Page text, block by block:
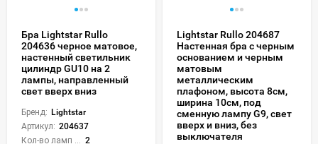
Бра Lightstar Rullo
204636 черное матовое,
настенный светильник
цилиндр GU10 на 2
лампы, направленный
свет вверх вниз
Бренд: Lightstar
Артикул: 204637
2
Lightstar Rullo 204687
Настенная бра с черным
основанием и черным
матовым
металлическим
плафоном, высота 8см,
ширина 10см, под
сменную лампу G9, свет
вверх и вниз, без
выключателя